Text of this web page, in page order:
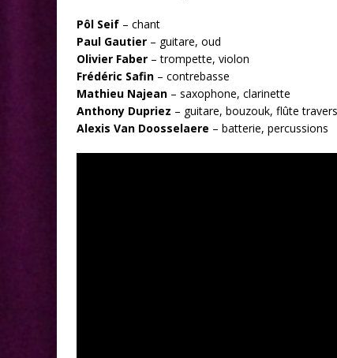
Pôl Seif – chant
Paul Gautier – guitare, oud
Olivier Faber – trompette, violon
Frédéric Safin – contrebasse
Mathieu Najean – saxophone, clarinette
Anthony Dupriez – guitare, bouzouk, flûte
Alexis Van Doosselaere – batterie, percussions